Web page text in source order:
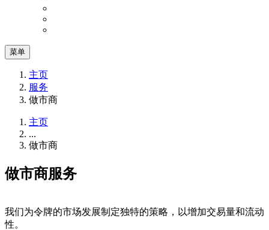
菜单
主页
服务
做市商
主页
...
做市商
做市商服务
我们为令牌的市场发展制定独特的策略，以增加交易量和流动
性。